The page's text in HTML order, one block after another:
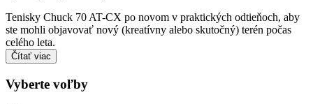
Tenisky Chuck 70 AT-CX po novom v praktických odtieňoch, aby
ste mohli objavovať nový (kreatívny alebo skutočný) terén počas
celého leta.
Čítať viac
Vyberte voľby